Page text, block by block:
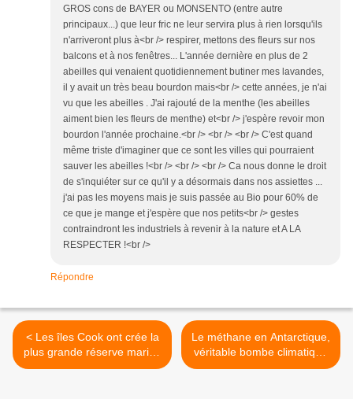
GROS cons de BAYER ou MONSENTO (entre autre
principaux...) que leur fric ne leur servira plus à rien lorsqu'ils
n'arriveront plus à<br /> respirer, mettons des fleurs sur nos
balcons et à nos fenêtres... L'année dernière en plus de 2
abeilles qui venaient quotidiennement butiner mes lavandes,
il y avait un très beau bourdon mais<br /> cette années, je n'ai
vu que les abeilles . J'ai rajouté de la menthe (les abeilles
aiment bien les fleurs de menthe) et<br /> j'espère revoir mon
bourdon l'année prochaine.<br /> <br /> <br /> C'est quand
même triste d'imaginer que ce sont les villes qui pourraient
sauver les abeilles !<br /> <br /> <br /> Ca nous donne le droit
de s'inquiéter sur ce qu'il y a désormais dans nos assiettes ...
j'ai pas les moyens mais je suis passée au Bio pour 60% de
ce que je mange et j'espère que nos petits<br /> gestes
contraindront les industriels à revenir à la nature et A LA
RESPECTER !<br />
Répondre
< Les îles Cook ont crée la
plus grande réserve marine
du monde
Le méthane en Antarctique,
véritable bombe climatique
>